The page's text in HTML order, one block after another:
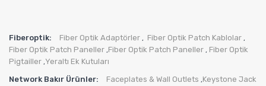
Fiberoptik: Fiber Optik Adaptörler , Fiber Optik Patch Kablolar ,
Fiber Optik Patch Paneller ,Fiber Optik Patch Paneller , Fiber Optik
Pigtailler ,Yeraltı Ek Kutuları
Network Bakır Ürünler:
Faceplates & Wall Outlets ,Keystone Jack